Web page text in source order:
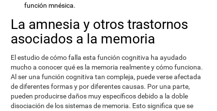
función mnésica.
La amnesia y otros trastornos
asociados a la memoria
El estudio de cómo falla esta función cognitiva ha ayudado
mucho a conocer qué es la memoria realmente y cómo funciona.
Al ser una función cognitiva tan compleja, puede verse afectada
de diferentes formas y por diferentes causas. Por una parte,
pueden producirse daños muy específicos debido a la doble
disociación de los sistemas de memoria. Esto significa que se